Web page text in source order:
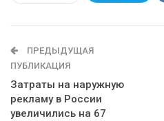
ПРЕДЫДУЩАЯ
ПУБЛИКАЦИЯ
Затраты на наружную
рекламу в России
увеличились на 67